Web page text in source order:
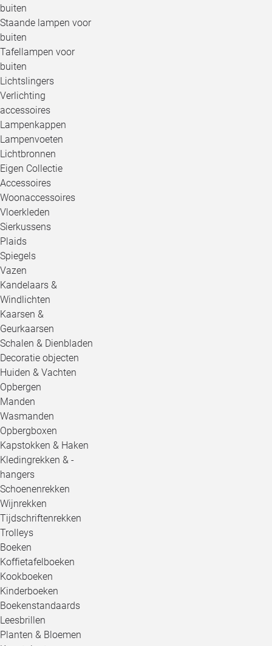
buiten
Staande lampen voor
buiten
Tafellampen voor
buiten
Lichtslingers
Verlichting
accessoires
Lampenkappen
Lampenvoeten
Lichtbronnen
Eigen Collectie
Accessoires
Woonaccessoires
Vloerkleden
Sierkussens
Plaids
Spiegels
Vazen
Kandelaars &
Windlichten
Kaarsen &
Geurkaarsen
Schalen & Dienbladen
Decoratie objecten
Huiden & Vachten
Opbergen
Manden
Wasmanden
Opbergboxen
Kapstokken & Haken
Kledingrekken & -
hangers
Schoenenrekken
Wijnrekken
Tijdschriftenrekken
Trolleys
Boeken
Koffietafelboeken
Kookboeken
Kinderboeken
Boekenstandaards
Leesbrillen
Planten & Bloemen